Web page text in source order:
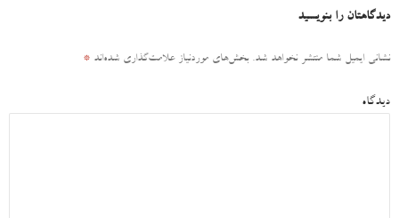
دیدگاهتان را بنویسید
نشانی ایمیل شما منتشر نخواهد شد. بخش‌های موردنیاز علامت‌گذاری شده‌اند *
دیدگاه